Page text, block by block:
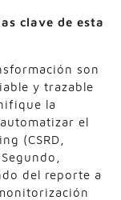
clave de esta
son
y trazable
la
el
(CSRD,
del reporte a